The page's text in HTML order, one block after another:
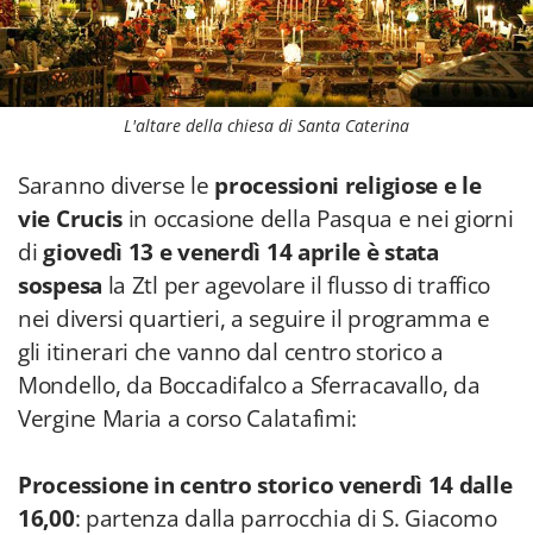
L'altare della chiesa di Santa Caterina
Saranno diverse le processioni religiose e le
vie Crucis in occasione della Pasqua e nei giorni
digiovedì 13 e venerdì 14 aprile è stata
sospesa la Ztl per agevolare il flusso di traffico
nei diversi quartieri, a seguire il programma e
gli itinerari che vanno dal centro storico a
Mondello, da Boccadifalco a Sferracavallo, da
Vergine Maria a corso Calatafimi:
Processione in centro storico venerdì 14 dalle
16,00: partenza dalla parrocchia di S. Giacomo